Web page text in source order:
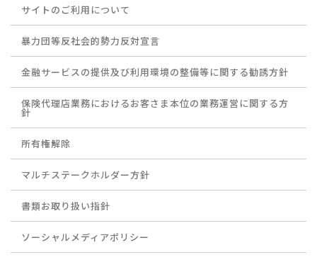
サイトのご利用について
暴力団等反社会的勢力反対宣言
金融サービスの提供及び利用環境の整備等に関する勧誘方針
保険代理店業務におけるお客さま本位の業務運営に関する方
針
所有権解除
マルチステークホルダー方針
書類お取り扱い指針
ソーシャルメディアポリシー